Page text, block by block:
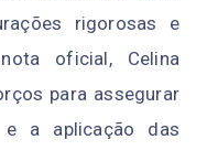
rações rigorosas
e
nota oficial,
Celina
para assegurar
e a aplicação das